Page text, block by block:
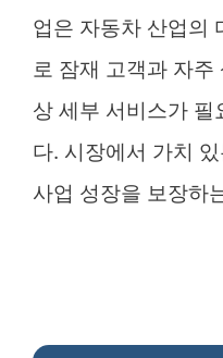
업은 자동차 산업의
로 잠재 고객과 자
상 세부 서비스가 필
다. 시장에서 가치
사업 성장을 보장하